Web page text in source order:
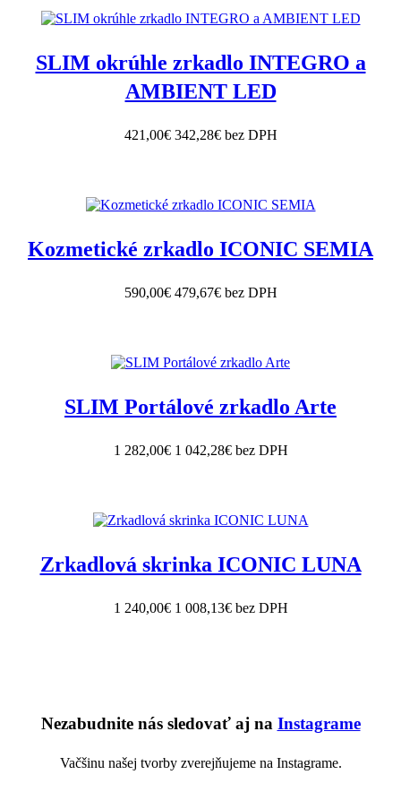
SLIM okrúhle zrkadlo INTEGRO a
AMBIENT LED
421,00€ 342,28€ bez DPH
Kozmetické zrkadlo ICONIC SEMIA
590,00€ 479,67€ bez DPH
SLIM Portálové zrkadlo Arte
1 282,00€ 1 042,28€ bez DPH
Zrkadlová skrinka ICONIC LUNA
1 240,00€ 1 008,13€ bez DPH
Nezabudnite nás sledovať aj na Instagrame
Vačšinu našej tvorby zverejňujeme na Instagrame.